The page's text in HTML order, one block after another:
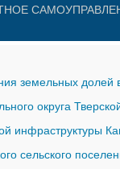
земельных
округа
сельского